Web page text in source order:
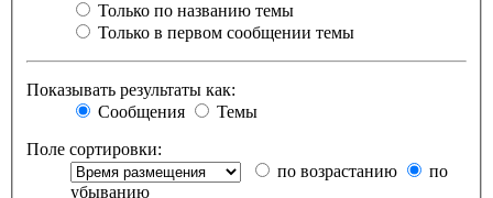
Только по названию темы
Только в первом сообщении темы
Показывать результаты как:
Сообщения
Темы
Поле сортировки:
по возрастанию
по
убыванию